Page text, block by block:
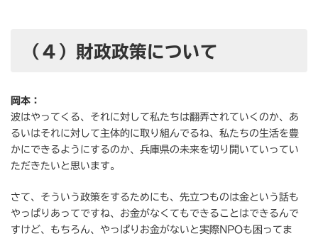
（４）財政政策について
岡本：
波はやってくる、それに対して私たちは翻弄されていくのか、あ
るいはそれに対して主体的に取り組んでるね、私たちの生活を豊
かにできるようにするのか、兵庫県の未来を切り開いていってい
ただきたいと思います。
さて、そういう政策をするためにも、先立つものは金という話も
やっぱりあってですね、お金がなくてもできることはできるんで
すけど、もちろん、やっぱりお金がないと実際NPOも困ってま